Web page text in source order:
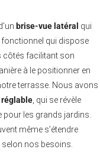
brise-vue latéral qui
fonctionnel qui dispose
côtés facilitant son
à le positionner en
terrasse. Nous avons
réglable , qui se révèle
les grands jardins.
même s’étendre
selon nos besoins.